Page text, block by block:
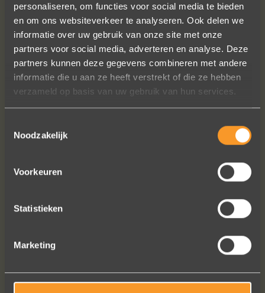
personaliseren, om functies voor social media te bieden
en om ons websiteverkeer te analyseren. Ook delen we
informatie over uw gebruik van onze site met onze
partners voor social media, adverteren en analyse. Deze
partners kunnen deze gegevens combineren met andere
informatie die u aan ze heeft verstrekt of die ze hebben
verzameld op basis van uw gebruik van hun services.
Noodzakelijk
Voorkeuren
Statistieken
Marketing
Wat een prachtige ervaring ! Heel
professioneel team, persoonlijk en
warm onthaal, verzorgde service,
punctueel in het uitvoeren van de
bestelling, permanent contact per
ringen (we wonen in het buitenland).